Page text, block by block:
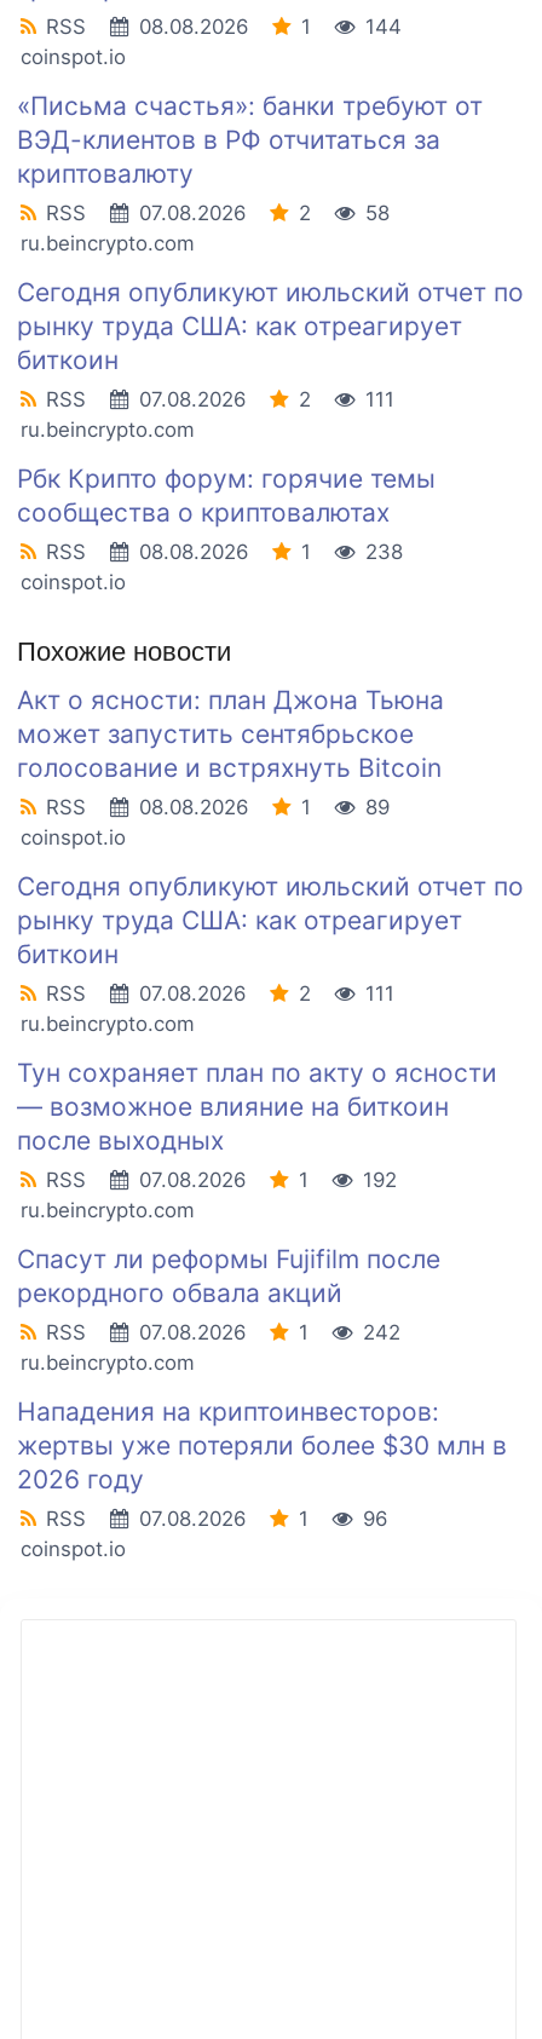
RSS 08.08.2026 1
144
coinspot.io
«Письма счастья»: банки требуют от
ВЭД-клиентов в РФ отчитаться за
криптовалюту
RSS 07.08.2026 2
58
ru.beincrypto.com
Сегодня опубликуют июльский отчет по
рынку труда США: как отреагирует
биткоин
RSS 07.08.2026 2
111
ru.beincrypto.com
Рбк Крипто форум: горячие темы
сообщества о криптовалютах
RSS 08.08.2026 1
238
coinspot.io
Похожие новости
Акт о ясности: план Джона Тьюна
может запустить сентябрьское
голосование и встряхнуть Bitcoin
RSS 08.08.2026 1
89
coinspot.io
Сегодня опубликуют июльский отчет по
рынку труда США: как отреагирует
биткоин
RSS 07.08.2026 2
111
ru.beincrypto.com
Тун сохраняет план по акту о ясности
— возможное влияние на биткоин
после выходных
RSS 07.08.2026 1
192
ru.beincrypto.com
Спасут ли реформы Fujifilm после
рекордного обвала акций
RSS 07.08.2026 1
242
ru.beincrypto.com
Нападения на криптоинвесторов:
жертвы уже потеряли более $30 млн в
2026 году
RSS 07.08.2026 1
96
coinspot.io